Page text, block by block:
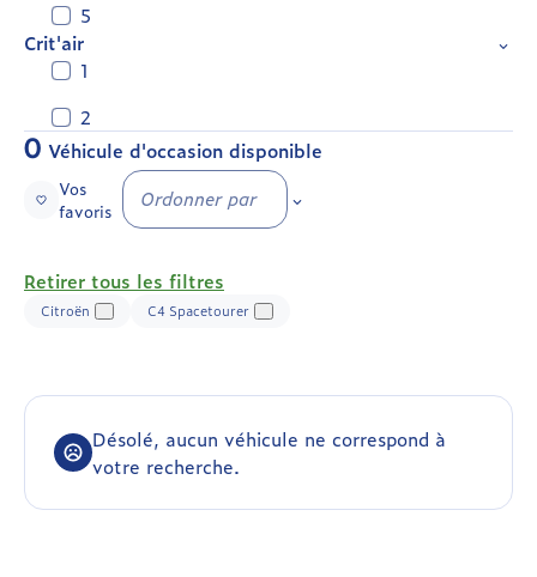
5
Crit'air
1
2
0 Véhicule d'occasion disponible
Vos
favoris
Ordonner par
Retirer tous les filtres
Citroën C4 Spacetourer
Désolé, aucun véhicule ne correspond à
votre recherche.